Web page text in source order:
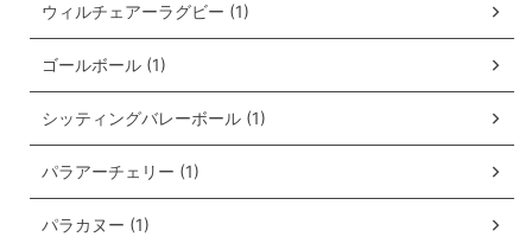
ウィルチェアーラグビー (1)
ゴールボール (1)
シッティングバレーボール (1)
パラアーチェリー (1)
パラカヌー (1)